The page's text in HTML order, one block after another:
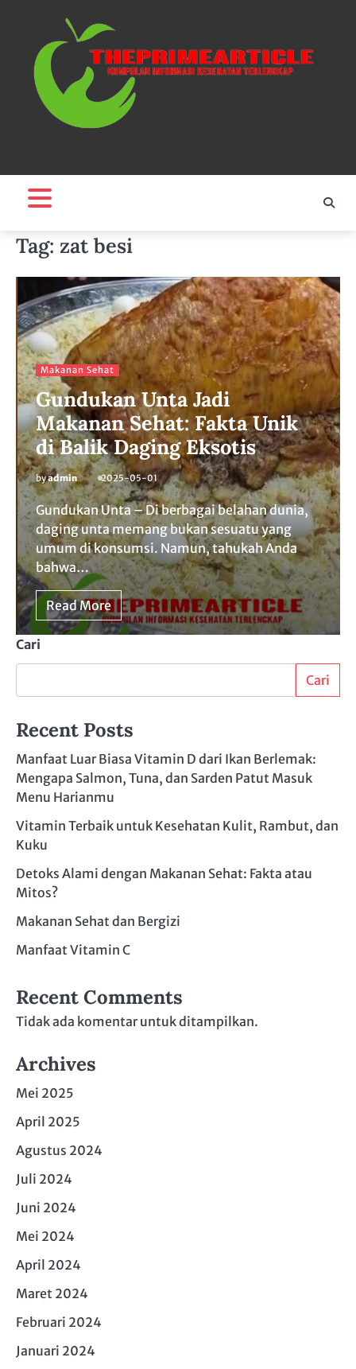
content
Tag: zat besi
Makanan Sehat
Gundukan Unta Jadi
Makanan Sehat: Fakta Unik
di Balik Daging Eksotis
byadmin 2025-05-01
Gundukan Unta – Di berbagai belahan dunia,
daging unta memang bukan sesuatu yang
umum di konsumsi. Namun, tahukah Anda
bahwa…
Read More
Cari
Cari
Recent Posts
Manfaat Luar Biasa Vitamin D dari Ikan Berlemak:
Mengapa Salmon, Tuna, dan Sarden Patut Masuk
Menu Harianmu
Vitamin Terbaik untuk Kesehatan Kulit, Rambut, dan
Kuku
Detoks Alami dengan Makanan Sehat: Fakta atau
Mitos?
Makanan Sehat dan Bergizi
Manfaat Vitamin C
Recent Comments
Tidak ada komentar untuk ditampilkan.
Archives
Mei 2025
April 2025
Agustus 2024
Juli 2024
Juni 2024
Mei 2024
April 2024
Maret 2024
Februari 2024
Januari 2024